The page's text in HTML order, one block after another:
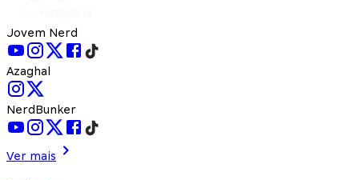
Jovem Nerd
Azaghal
NerdBunker
Ver mais